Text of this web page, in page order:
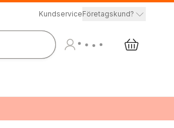
KundserviceFöretagskund?